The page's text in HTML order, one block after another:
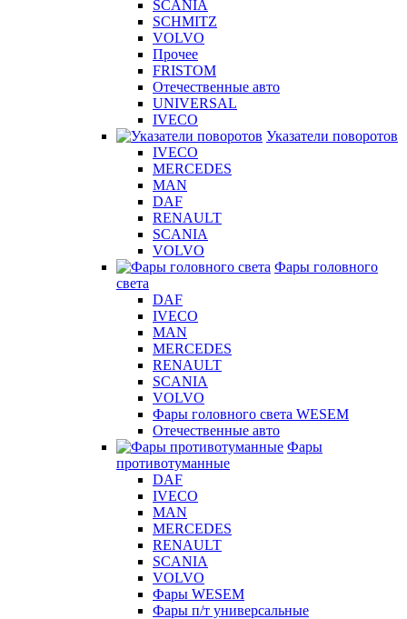
SCANIA
SCHMITZ
VOLVO
Прочее
FRISTOM
Отечественные авто
UNIVERSAL
IVECO
Указатели поворотов
IVECO
MERCEDES
MAN
DAF
RENAULT
SCANIA
VOLVO
Фары головного
света
DAF
IVECO
MAN
MERCEDES
RENAULT
SCANIA
VOLVO
Фары головного света WESEM
Отечественные авто
Фары
противотуманные
DAF
IVECO
MAN
MERCEDES
RENAULT
SCANIA
VOLVO
Фары WESEM
Фары п/т универсальные